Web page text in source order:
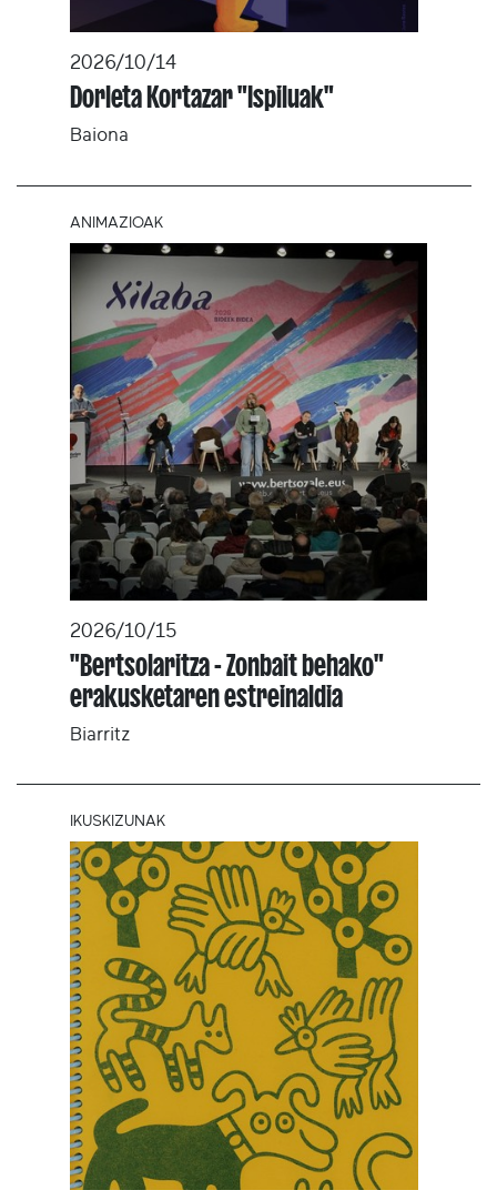
2026/10/14
Dorleta Kortazar "Ispiluak"
Baiona
ANIMAZIOAK
2026/10/15
"Bertsolaritza - Zonbait behako"
erakusketaren estreinaldia
Biarritz
IKUSKIZUNAK